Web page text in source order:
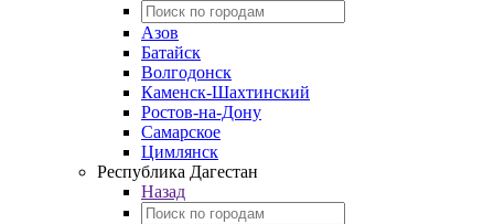
Азов
Батайск
Волгодонск
Каменск-Шахтинский
Ростов-на-Дону
Самарское
Цимлянск
Республика Дагестан
Назад